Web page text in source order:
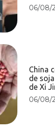
06/08/
China
de
de Xi
06/08/